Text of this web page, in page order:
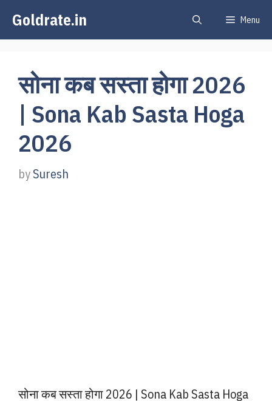
content
Goldrate.in Menu
सोना कब सस्ता होगा 2026
| Sona Kab Sasta Hoga
2026
bySuresh
सोना कब सस्ता होगा 2026 | Sona Kab Sasta Hoga